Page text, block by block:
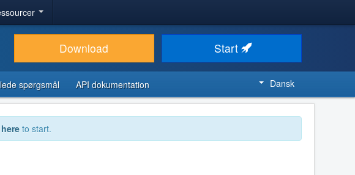
Download Start
spørgsmål API dokumentation Dansk
here to start.